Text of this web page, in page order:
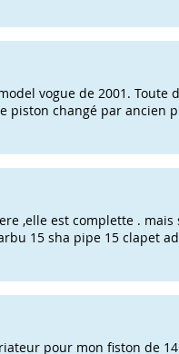
vogue de 2001. Toute
piston changé par ancien
,elle est complette .
15 sha pipe 15 clapet
pour mon fiston de